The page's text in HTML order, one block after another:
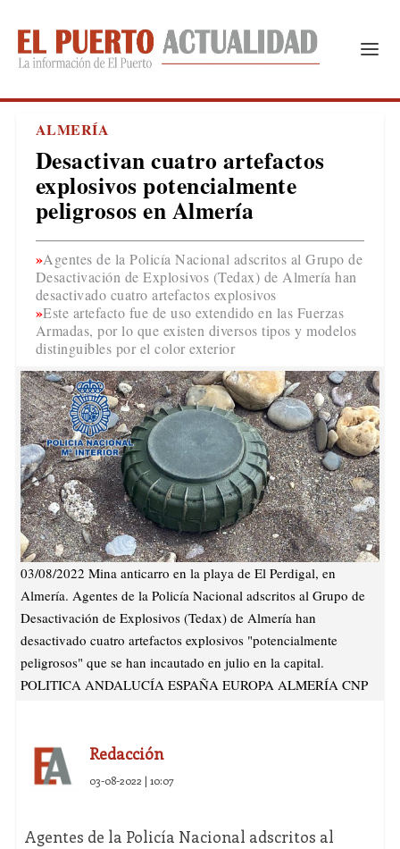
ALMERÍA
Desactivan cuatro artefactos
explosivos potencialmente
peligrosos en Almería
Agentes de la Policía Nacional adscritos al Grupo de
Desactivación de Explosivos (Tedax) de Almería han
desactivado cuatro artefactos explosivos
Este artefacto fue de uso extendido en las Fuerzas
Armadas, por lo que existen diversos tipos y modelos
distinguibles por el color exterior
03/08/2022 Mina anticarro en la playa de El Perdigal, en
Almería. Agentes de la Policía Nacional adscritos al Grupo de
Desactivación de Explosivos (Tedax) de Almería han
desactivado cuatro artefactos explosivos "potencialmente
peligrosos" que se han incautado en julio en la capital.
POLITICA ANDALUCÍA ESPAÑA EUROPA ALMERÍA CNP
Redacción
03-08-2022 | 10:07
Agentes de la Policía Nacional adscritos al